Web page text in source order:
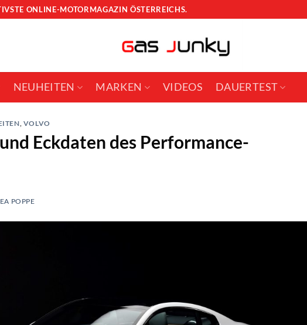
ONLINE-MOTORMAGAZIN ÖSTERREICHS.
NEUHEITEN MARKEN VIDEOS DAUERTEST
, VOLVO
Eckdaten des Performance-
POPPE